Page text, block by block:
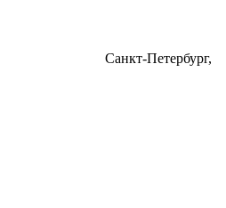
Санкт-Петербург,